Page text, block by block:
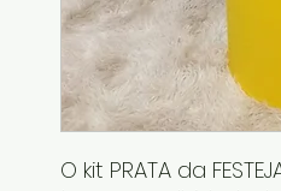
O kit PRATA da